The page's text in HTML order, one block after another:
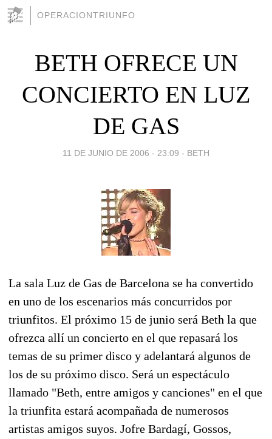
OPERACIONTRIUNFO
BETH OFRECE UN
CONCIERTO EN LUZ
DE GAS
11 DE JUNIO DE 2006 - 23:09 - BETH
La sala Luz de Gas de Barcelona se ha convertido
en uno de los escenarios más concurridos por
triunfitos. El próximo 15 de junio será Beth la que
ofrezca allí un concierto en el que repasará los
temas de su primer disco y adelantará algunos de
los de su próximo disco. Será un espectáculo
llamado "Beth, entre amigos y canciones" en el que
la triunfita estará acompañada de numerosos
artistas amigos suyos. Jofre Bardagí, Gossos,